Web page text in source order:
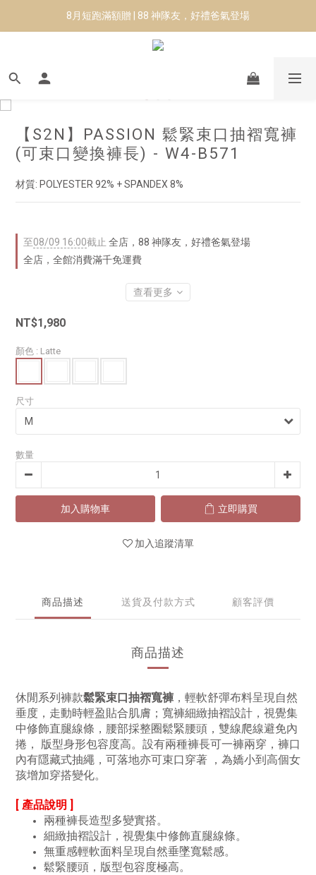
8月短跑滿額贈 | 88 神隊友，好禮爸氣登場
8月短跑滿額贈 | 88 神隊友，好禮爸氣登場
✨CURARING-韓國多功能深層按摩環｜新品預購88折！✨
Manduka-跟著青蛙去旅行｜快閃第二站-台南
【S2N】PASSION 鬆緊束口抽褶寬褲
(可束口變換褲長) - W4-B571
材質: POLYESTER 92% + SPANDEX 8%
至08/09 16:00截止 全店，88 神隊友，好禮爸氣登場
全店，全館消費滿千免運費
查看更多
NT$1,980
顏色 : Latte
尺寸
數量
加入購物車 立即購買
加入追蹤清單
商品描述 送貨及付款方式 顧客評價
商品描述
休閒系列褲款鬆緊束口抽褶寬褲 ，輕軟舒彈布料呈現自然
垂度，走動時輕盈貼合肌膚；寬褲細緻抽褶設計，視覺集
中修飾直腿線條，腰部採整圈鬆緊腰頭，雙線爬線避免內
捲， 版型身形包容度高。設有兩種褲長可一褲兩穿，褲口
內有隱藏式抽繩，可落地亦可束口穿著 ，為嬌小到高個女
孩增加穿搭變化。
[ 產品說明 ]
兩種褲長造型多變實搭。
細緻抽褶設計，視覺集中修飾直腿線條。
無重感輕軟面料呈現自然垂墜寬鬆感。
鬆緊腰頭，版型包容度極高。